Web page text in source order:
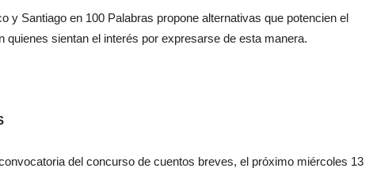
y Santiago en 100 Palabras propone alternativas que potencien el
quienes sientan el interés por expresarse de esta manera.
del concurso de cuentos breves, el próximo miércoles 13